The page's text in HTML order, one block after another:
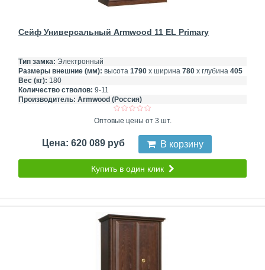
Сейф Универсальный Armwood 11 EL Primary
Тип замка: Электронный
Размеры внешние (мм): высота 1790 х ширина 780 х глубина 405
Вес (кг): 180
Количество стволов: 9-11
Производитель: Armwood (Россия)
Оптовые цены от 3 шт.
Цена: 620 089 руб В корзину
Купить в один клик